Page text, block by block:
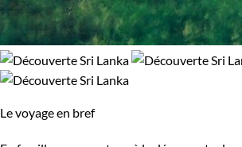
Pérou Philippines
Pologne Portugal
République tchèque
Le voyage en bref